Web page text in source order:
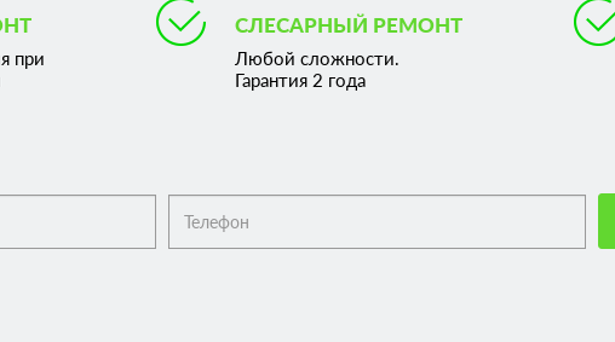
при
СЛЕСАРНЫЙ РЕМОНТ
Любой сложности.
Гарантия 2 года